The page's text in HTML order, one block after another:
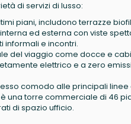
di servizi di lusso:
piani, includono terrazze
ed esterna con viste
informali e incontri.
del viaggio come docce e
elettrico e a zero
comodo alle principali
una torre commerciale di 46
di spazio ufficio.